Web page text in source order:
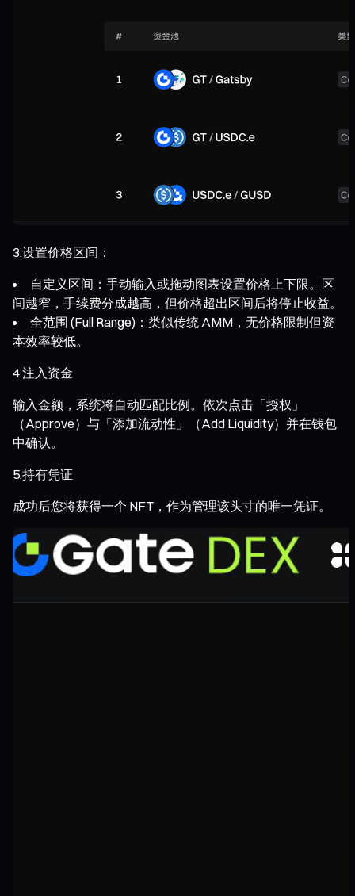
3.设置价格区间：
自定义区间：手动输入或拖动图表设置价格上下限。区
间越窄，手续费分成越高，但价格超出区间后将停止收益。
全范围 (Full Range)：类似传统 AMM，无价格限制但资
本效率较低。
4.注入资金
输入金额，系统将自动匹配比例。依次点击「授权」
（Approve）与「添加流动性」（Add Liquidity）并在钱包
中确认。
5.持有凭证
成功后您将获得一个 NFT，作为管理该头寸的唯一凭证。